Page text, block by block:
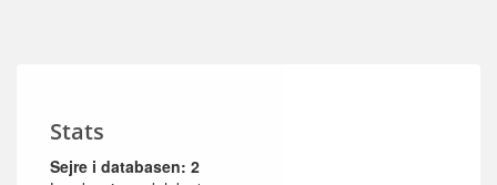
Stats
Sejre i databasen: 2